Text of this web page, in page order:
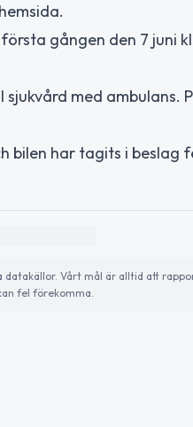
gången den 7 juni
med ambulans.
bilen har tagits i beslag
Vårt mål är alltid att
fel förekomma.